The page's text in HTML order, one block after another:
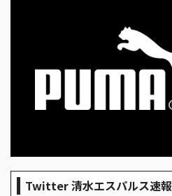
Twitter 清水エスパルス速報